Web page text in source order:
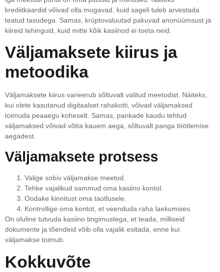
krediitkaardid võivad olla mugavad, kuid sageli tuleb arvestada
teatud tasudega. Samas, krüptovaluutad pakuvad anonüümsust ja
kiireid tehinguid, kuid mitte kõik kasiinod ei toeta neid.
Väljamaksete kiirus ja
metoodika
Väljamaksete kiirus varieerub sõltuvalt valitud meetodist. Näiteks,
kui olete kasutanud digitaalset rahakotti, võivad väljamaksed
toimuda peaaegu koheselt. Samas, pankade kaudu tehtud
väljamaksed võivad võtta kauem aega, sõltuvalt panga töötlemise
aegadest.
Väljamaksete protsess
Valige sobiv väljamakse meetod.
Tehke vajalikud sammud oma kasiino kontol.
Oodake kinnitust oma taotlusele.
Kontrollige oma kontot, et veenduda raha laekumises.
On oluline tutvuda kasiino tingimustega, et teada, milliseid
dokumente ja tõendeid võib olla vajalik esitada, enne kui
väljamakse toimub.
Kokkuvõte